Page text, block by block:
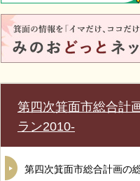
第四次箕面市総合計
ラン2010-
第四次箕面市総合計画の